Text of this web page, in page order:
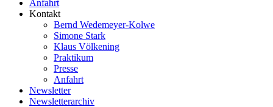
Anfahrt
Kontakt
Bernd Wedemeyer-Kolwe
Simone Stark
Klaus Völkening
Praktikum
Presse
Anfahrt
Newsletter
Newsletterarchiv